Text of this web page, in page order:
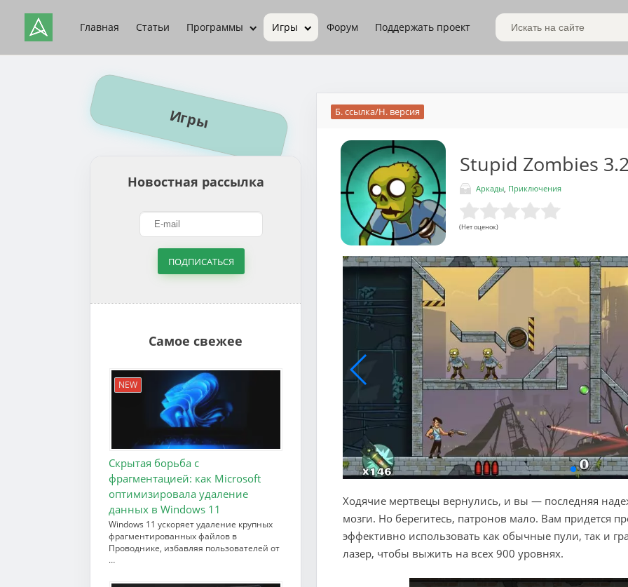
Главная Статьи Программы Игры Форум Поддержать проект Поиск по сайту
Игры Б. ссылка/Н. версия
Stupid Zombies
Аркады Приключения
(Нет оценок)
Ходячие мертвецы вернулись, и вы — последняя
мозги. Но берегитесь, патронов мало. Вам придется
эффективно использовать как обычные пули, так и
лазер, чтобы выжить на всех 900 уровнях.
Новостная рассылка
ПОДПИСАТЬСЯ
Самое свежее
NEW
Скрытая борьба с
фрагментацией: как Microsoft
оптимизировала удаление
данных в Windows 11
Windows 11 ускоряет удаление крупных
фрагментированных файлов в
Проводнике, избавляя пользователей от
…